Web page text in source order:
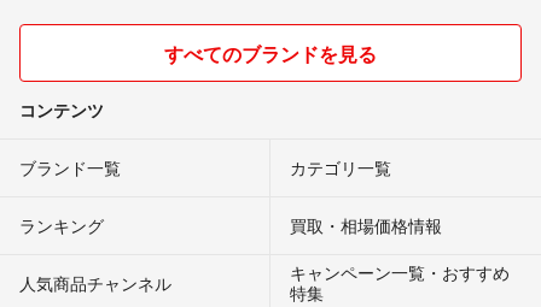
すべてのブランドを見る
コンテンツ
ブランド一覧 カテゴリ一覧
ランキング 買取・相場価格情報
人気商品チャンネル
キャンペーン一覧・おすすめ
特集